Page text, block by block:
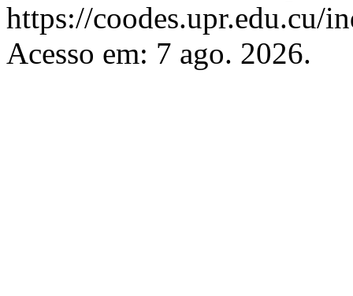
https://coodes.upr.edu.cu/
Acesso em: 7 ago. 2026.